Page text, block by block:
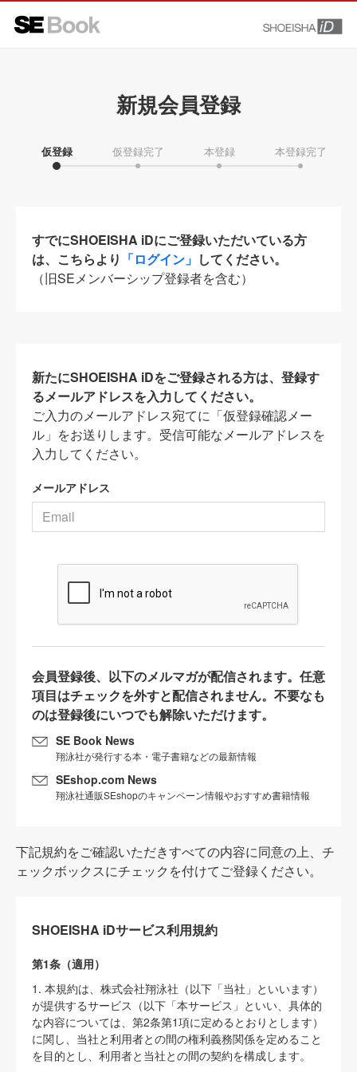
新規会員登録
仮登録 仮登録完了 本登録 本登録完了
すでにSHOEISHA iDにご登録いただいている方
は、こちらより 「ログイン」 してください。
（旧SEメンバーシップ登録者を含む）
新たにSHOEISHA iDをご登録される方は、登録す
るメールアドレスを入力してください。
ご入力のメールアドレス宛てに「仮登録確認メー
ル」をお送りします。受信可能なメールアドレスを
入力してください。
メールアドレス
会員登録後、以下のメルマガが配信されます。任意
項目はチェックを外すと配信されません。不要なも
のは登録後にいつでも解除いただけます。
SE Book News
翔泳社が発行する本・電子書籍などの最新情報
SEshop.com News
翔泳社通販SEshopのキャンペーン情報やおすすめ書籍情報
下記規約をご確認いただきすべての内容に同意の上、チ
ェックボックスにチェックを付けてご登録ください。
SHOEISHA iDサービス利用規約
第1条（適用）
1. 本規約は、株式会社翔泳社（以下「当社」といいます）
が提供するサービス（以下「本サービス」といい、具体的
な内容については、第2条第1項に定めるとおりとします）
に関し、当社と利用者との間の権利義務関係を定めること
を目的とし、利用者と当社との間の契約を構成します。